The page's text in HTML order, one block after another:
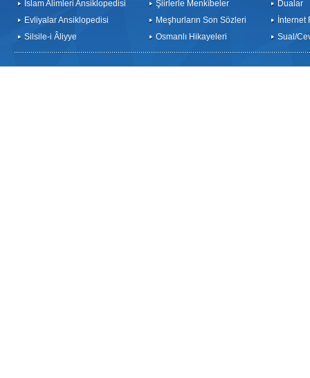
İslam Alimleri Ansiklopedisi
Evliyalar Ansiklopedisi
Silsile-i Âliyye
Şiirlerle Menkîbeler
Meşhurların Son Sözleri
Osmanlı Hikayeleri
Dualar
İnternet
Sual/